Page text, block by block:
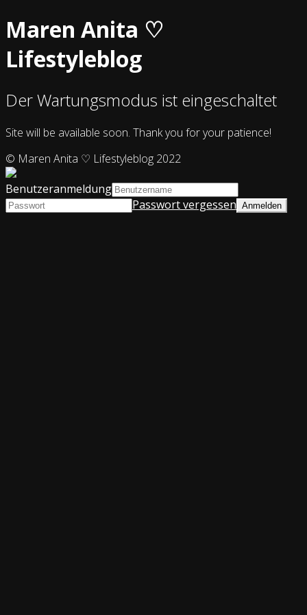
Maren Anita ♡
Lifestyleblog
Der Wartungsmodus ist eingeschaltet
Site will be available soon. Thank you for your patience!
© Maren Anita ♡ Lifestyleblog 2022
Benutzeranmeldung
Passwort vergessen